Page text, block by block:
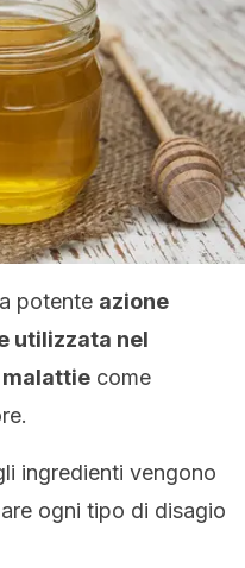
potente azione
utilizzata nel
come
ingredienti vengono
ogni tipo di disagio